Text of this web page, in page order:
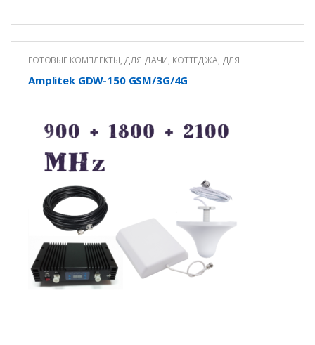
ГОТОВЫЕ КОМПЛЕКТЫ, ДЛЯ ДАЧИ, КОТТЕДЖА, ДЛЯ
ДЛЯ ОФИСА
Amplitek GDW-150 GSM/3G/4G